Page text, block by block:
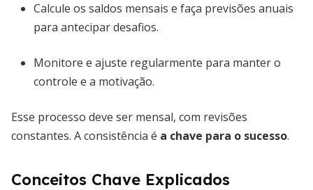
Calcule os saldos mensais e faça previsões anuais
para antecipar desafios.
Monitore e ajuste regularmente para manter o
controle e a motivação.
Esse processo deve ser mensal, com revisões
constantes. A consistência é a chave para o sucesso.
Conceitos Chave Explicados